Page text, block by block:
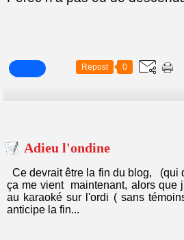
Repost 0
Adieu l'ondine
Ce devrait être la fin du blog, (qui
ça me vient maintenant, alors que
au karaoké sur l'ordi ( sans
anticipe la fin...